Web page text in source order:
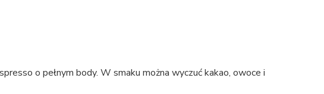
o pełnym body. W smaku można wyczuć kakao, owoce i